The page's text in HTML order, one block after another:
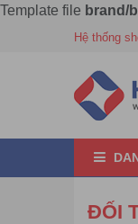
Template file brand/
Hệ thống
ĐỐI